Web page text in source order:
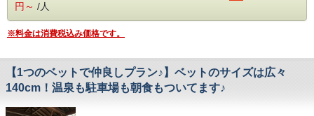
ウト】～10:00
ースにてお願いします
・入れ墨・タトゥーやシール等のある方はご
■注意点■
・お部屋は全て禁煙です。喫煙は各喫煙スペースにてお願い
します
・入れ墨・タトゥーやシール等のある方はご入館いただけま
せん
※料理の内容は、仕入れ状況により変更になる場合がござい
■大浴場■
※客室にバスルームはございません。大浴場をご利用下さい
※下記時間は、点検及び清掃の為ご入浴できません
円～ /人
※料金は消費税込み価格です。
【1つのベットで仲良しプラン♪】ベットのサイズは広々
140cm！温泉も駐車場も朝食もついてます♪